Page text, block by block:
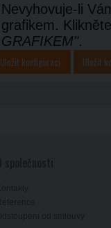
Nevyhovuje-li
grafikem.
GRAFIKEM".
Uložit konfiguraci Uložit